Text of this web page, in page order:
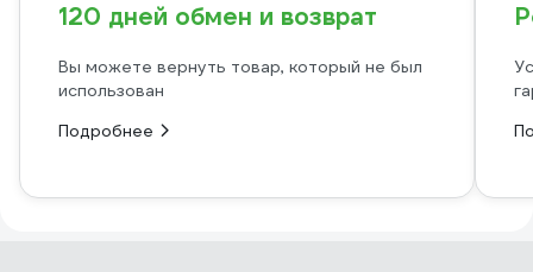
120 дней обмен и возврат
Вы можете вернуть товар, который не был
использован
Подробнее